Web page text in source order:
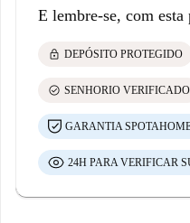
E lembre-se, com esta
lock DEPÓSITO PROTEGIDO
check_circle SENHORIO VERIFICADO
GARANTIA
24H PARA VERIFICAR